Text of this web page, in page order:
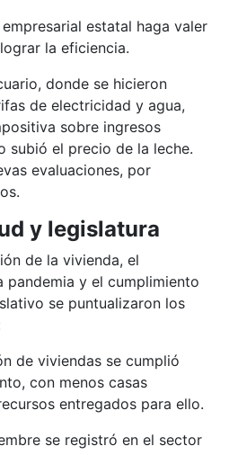
estatal haga valer
la eficiencia.
donde se hicieron
de electricidad y agua,
sobre ingresos
subió el precio de la leche.
evaluaciones, por
y legislatura
de la vivienda, el
pandemia y el cumplimiento
se puntualizaron los
de viviendas se cumplió
con menos casas
entregados para ello.
se registró en el sector